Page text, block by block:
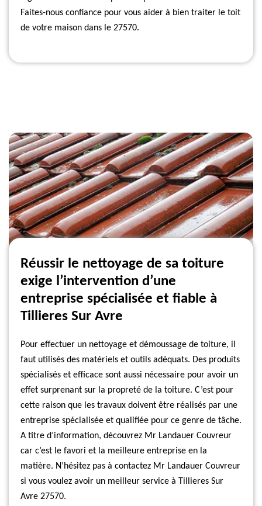
Faites-nous confiance pour vous aider à bien traiter le toit
de votre maison dans le 27570.
Réussir le nettoyage de sa toiture
exige l’intervention d’une
entreprise spécialisée et fiable à
Tillieres Sur Avre
Pour effectuer un nettoyage et démoussage de toiture, il
faut utilisés des matériels et outils adéquats. Des produits
spécialisés et efficace sont aussi nécessaire pour avoir un
effet surprenant sur la propreté de la toiture. C’est pour
cette raison que les travaux doivent être réalisés par une
entreprise spécialisée et qualifiée pour ce genre de tâche.
A titre d’information, découvrez Mr Landauer Couvreur
car c’est le favori et la meilleure entreprise en la
matière. N’hésitez pas à contactez Mr Landauer Couvreur
si vous voulez avoir un meilleur service à Tillieres Sur
Avre 27570.